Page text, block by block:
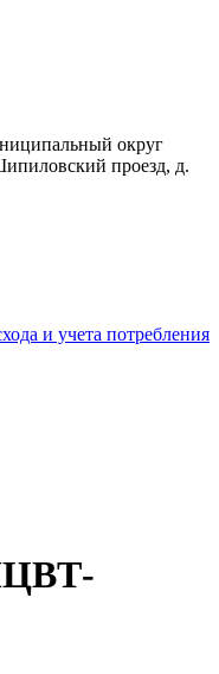
округ
проезд, д.
и учета потребления